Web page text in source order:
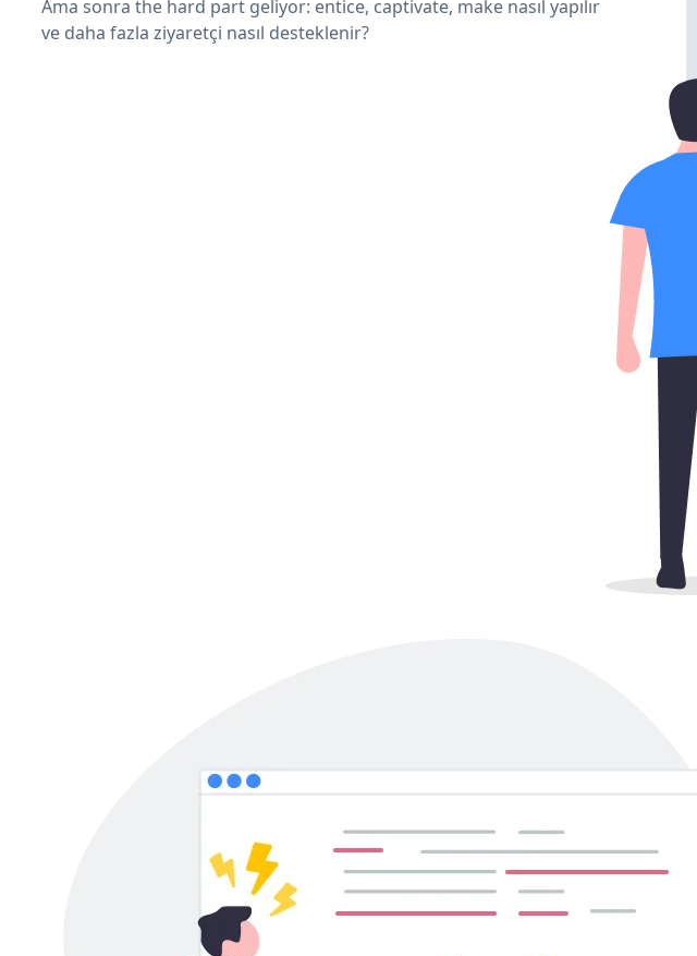
Ama sonra the hard part geliyor: entice, captivate, make nasıl yapılır
ve daha fazla ziyaretçi nasıl desteklenir?